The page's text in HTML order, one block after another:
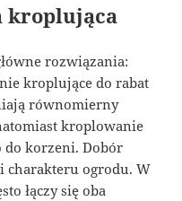
kroplująca
rozwiązania:
kroplujące do rabat
równomierny
kroplowanie
do korzeni. Dobór
charakteru ogrodu. W
łączy się oba